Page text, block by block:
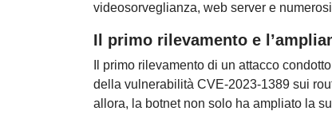
videosorveglianza, web server e
Il primo rilevamento e
Il primo rilevamento di un attacco
della vulnerabilità CVE-2023-1389 sui
allora, la botnet non solo ha ampliato la